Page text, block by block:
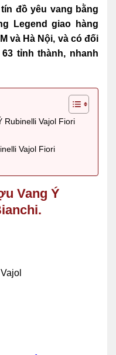
đồ yêu vang bằng
Legend giao hàng
và Hà Nội, và có đối
tỉnh thành, nhanh
Rubinelli Vajol Fiori
Vajol Fiori
Vang Ý